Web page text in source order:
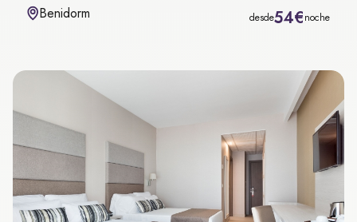
Benidorm desde54€noche